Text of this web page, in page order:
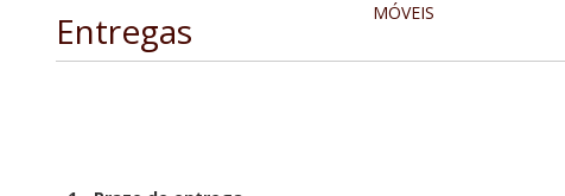
MÓVEIS
Entregas